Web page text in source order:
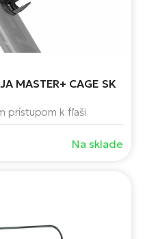
MASTER+ CAGE SK
prístupom k fľaši
Na sklade